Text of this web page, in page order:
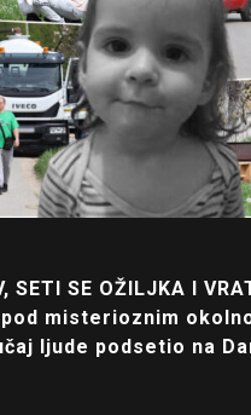
SETI SE OŽILJKA I
misterioznim
ljude podsetio na